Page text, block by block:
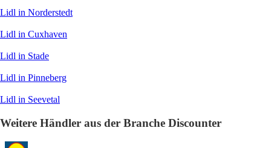
Lidl in Norderstedt
Lidl in Cuxhaven
Lidl in Stade
Lidl in Pinneberg
Lidl in Seevetal
Weitere Händler aus der Branche Discounter